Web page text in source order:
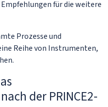
für die weitere
Prozesse und
Reihe von Instrumenten,
der PRINCE2-